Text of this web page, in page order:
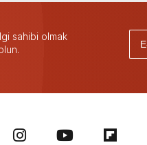
sahibi olmak